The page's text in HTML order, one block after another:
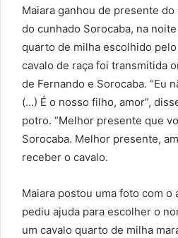
Maiara ganhou de presente
do cunhado Sorocaba, na
quarto de milha escolhido
cavalo de raça foi transmitida
de Fernando e Sorocaba. “Eu
(…) É o nosso filho, amor”,
potro. “Melhor presente que
Sorocaba. Melhor presente,
receber o cavalo.
Maiara postou uma foto com o
pediu ajuda para escolher o
um cavalo quarto de milha